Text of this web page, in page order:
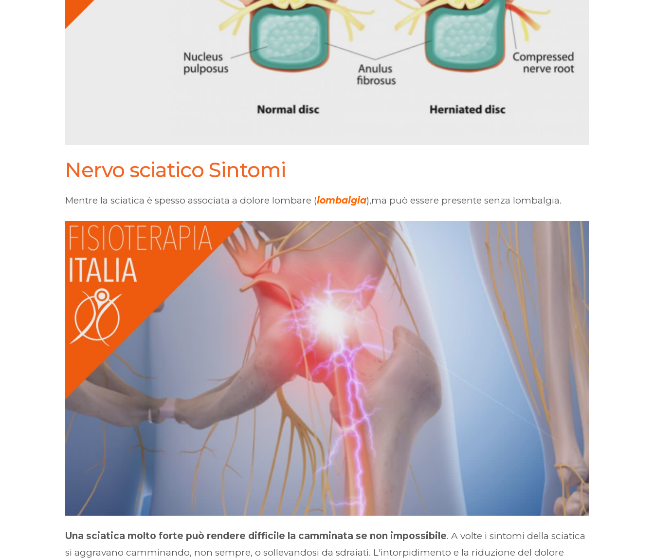
Nervo sciatico Sintomi
Mentre la sciatica è spesso associata a dolore lombare (lombalgia),ma può essere presente senza lombalgia.
Una sciatica molto forte può rendere difficile la camminata se non impossibile. A volte i sintomi della sciatica
si aggravano camminando, non sempre, o sollevandosi da sdraiati. L'intorpidimento e la riduzione del dolore